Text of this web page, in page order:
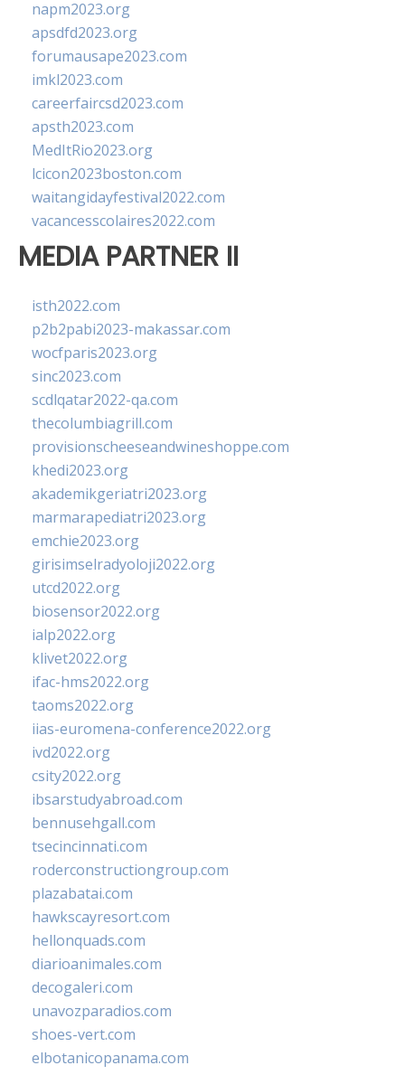
napm2023.org
apsdfd2023.org
forumausape2023.com
imkl2023.com
careerfaircsd2023.com
apsth2023.com
MedItRio2023.org
lcicon2023boston.com
waitangidayfestival2022.com
vacancesscolaires2022.com
MEDIA PARTNER II
isth2022.com
p2b2pabi2023-makassar.com
wocfparis2023.org
sinc2023.com
scdlqatar2022-qa.com
thecolumbiagrill.com
provisionscheeseandwineshoppe.com
khedi2023.org
akademikgeriatri2023.org
marmarapediatri2023.org
emchie2023.org
girisimselradyoloji2022.org
utcd2022.org
biosensor2022.org
ialp2022.org
klivet2022.org
ifac-hms2022.org
taoms2022.org
iias-euromena-conference2022.org
ivd2022.org
csity2022.org
ibsarstudyabroad.com
bennusehgall.com
tsecincinnati.com
roderconstructiongroup.com
plazabatai.com
hawkscayresort.com
hellonquads.com
diarioanimales.com
decogaleri.com
unavozparadios.com
shoes-vert.com
elbotanicopanama.com